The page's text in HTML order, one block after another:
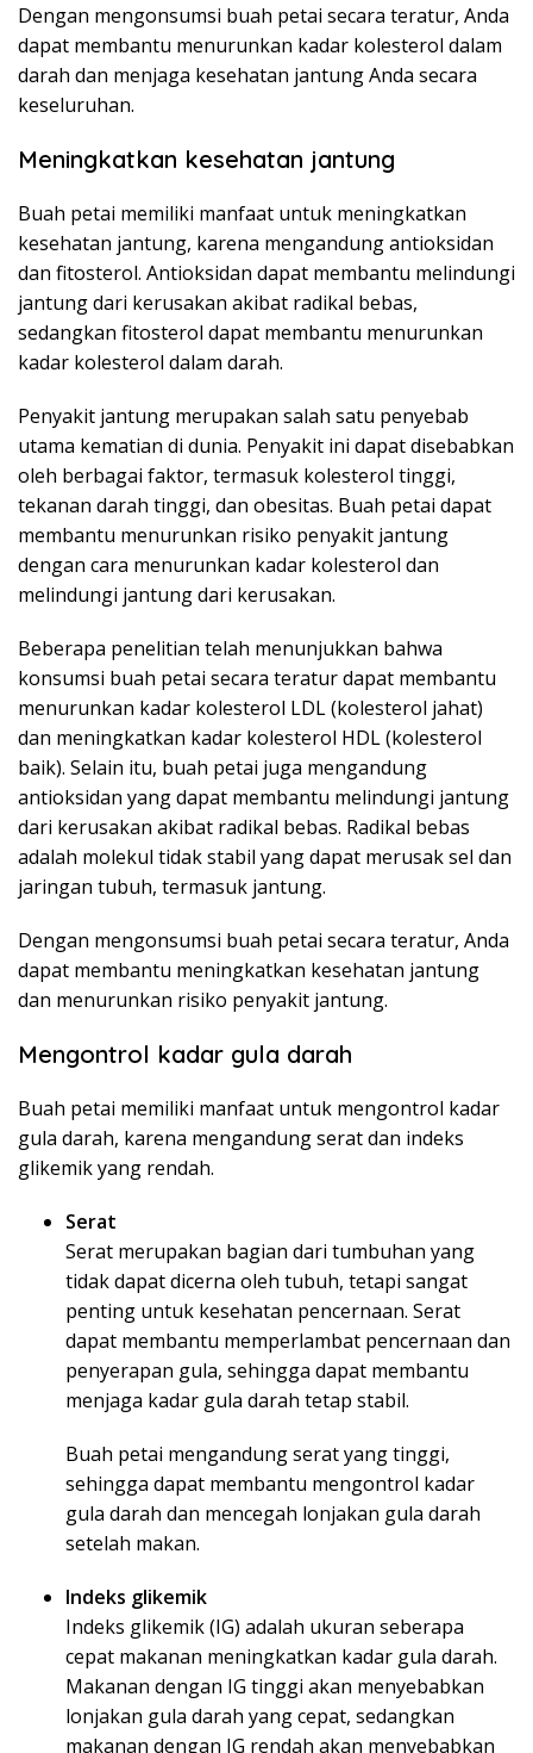
Dengan mengonsumsi buah petai secara teratur, Anda
dapat membantu menurunkan kadar kolesterol dalam
darah dan menjaga kesehatan jantung Anda secara
keseluruhan.
Meningkatkan kesehatan jantung
Buah petai memiliki manfaat untuk meningkatkan
kesehatan jantung, karena mengandung antioksidan
dan fitosterol. Antioksidan dapat membantu melindungi
jantung dari kerusakan akibat radikal bebas,
sedangkan fitosterol dapat membantu menurunkan
kadar kolesterol dalam darah.
Penyakit jantung merupakan salah satu penyebab
utama kematian di dunia. Penyakit ini dapat disebabkan
oleh berbagai faktor, termasuk kolesterol tinggi,
tekanan darah tinggi, dan obesitas. Buah petai dapat
membantu menurunkan risiko penyakit jantung
dengan cara menurunkan kadar kolesterol dan
melindungi jantung dari kerusakan.
Beberapa penelitian telah menunjukkan bahwa
konsumsi buah petai secara teratur dapat membantu
menurunkan kadar kolesterol LDL (kolesterol jahat)
dan meningkatkan kadar kolesterol HDL (kolesterol
baik). Selain itu, buah petai juga mengandung
antioksidan yang dapat membantu melindungi jantung
dari kerusakan akibat radikal bebas. Radikal bebas
adalah molekul tidak stabil yang dapat merusak sel dan
jaringan tubuh, termasuk jantung.
Dengan mengonsumsi buah petai secara teratur, Anda
dapat membantu meningkatkan kesehatan jantung
dan menurunkan risiko penyakit jantung.
Mengontrol kadar gula darah
Buah petai memiliki manfaat untuk mengontrol kadar
gula darah, karena mengandung serat dan indeks
glikemik yang rendah.
Serat
Serat merupakan bagian dari tumbuhan yang
tidak dapat dicerna oleh tubuh, tetapi sangat
penting untuk kesehatan pencernaan. Serat
dapat membantu memperlambat pencernaan dan
penyerapan gula, sehingga dapat membantu
menjaga kadar gula darah tetap stabil.
Buah petai mengandung serat yang tinggi,
sehingga dapat membantu mengontrol kadar
gula darah dan mencegah lonjakan gula darah
setelah makan.
Indeks glikemik
Indeks glikemik (IG) adalah ukuran seberapa
cepat makanan meningkatkan kadar gula darah.
Makanan dengan IG tinggi akan menyebabkan
lonjakan gula darah yang cepat, sedangkan
makanan dengan IG rendah akan menyebabkan